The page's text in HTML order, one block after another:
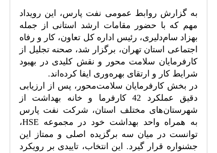
به گزارش روابط عمومی نفت پارس، این رویداد
مهم که با حضور مقامات ارشد استانی از جمله
بهزاد سام‌دلیری، رئیس اداره کل تعاون، کار و رفاه
اجتماعی استان تهران، برگزار شد، صحنه تجلیل از
کارفرمایان سلامت محور و نقش کلیدی در بهبود
شرایط کار و ارتقای بهره‌وری ایفا کرده‌اند.
در بخش کارفرمایان سلامت‌محور، پس از ارزیابی
دقیق عملکرد 42 کارفرما و خانه بهداشت از
شهرستان‌های مختلف استان، شرکت نفت پارس
به همراه واحد بهداشت خود در مجموعه HSE،
توانست در میان سه برگزیده اصلی و ممتاز این
جشنواره قرار گیرد. این انتخاب، تاییدی بر رویکرد